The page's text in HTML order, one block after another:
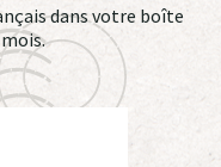
dans votre boîte